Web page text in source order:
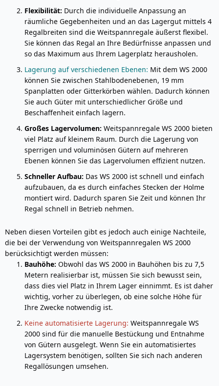
Flexibilität: Durch die individuelle Anpassung an
räumliche Gegebenheiten und an das Lagergut mittels 4
Regalbreiten sind die Weitspannregale äußerst flexibel.
Sie können das Regal an Ihre Bedürfnisse anpassen und
so das Maximum aus Ihrem Lagerplatz herausholen.
Lagerung auf verschiedenen Ebenen: Mit dem WS 2000
können Sie zwischen Stahlbodenebenen, 19 mm
Spanplatten oder Gitterkörben wählen. Dadurch können
Sie auch Güter mit unterschiedlicher Größe und
Beschaffenheit einfach lagern.
Großes Lagervolumen: Weitspannregale WS 2000 bieten
viel Platz auf kleinem Raum. Durch die Lagerung von
sperrigen und voluminösen Gütern auf mehreren
Ebenen können Sie das Lagervolumen effizient nutzen.
Schneller Aufbau: Das WS 2000 ist schnell und einfach
aufzubauen, da es durch einfaches Stecken der Holme
montiert wird. Dadurch sparen Sie Zeit und können Ihr
Regal schnell in Betrieb nehmen.
Neben diesen Vorteilen gibt es jedoch auch einige Nachteile,
die bei der Verwendung von Weitspannregalen WS 2000
berücksichtigt werden müssen:
Bauhöhe: Obwohl das WS 2000 in Bauhöhen bis zu 7,5
Metern realisierbar ist, müssen Sie sich bewusst sein,
dass dies viel Platz in Ihrem Lager einnimmt. Es ist daher
wichtig, vorher zu überlegen, ob eine solche Höhe für
Ihre Zwecke notwendig ist.
Keine automatisierte Lagerung: Weitspannregale WS
2000 sind für die manuelle Bestückung und Entnahme
von Gütern ausgelegt. Wenn Sie ein automatisiertes
Lagersystem benötigen, sollten Sie sich nach anderen
Regallösungen umsehen.